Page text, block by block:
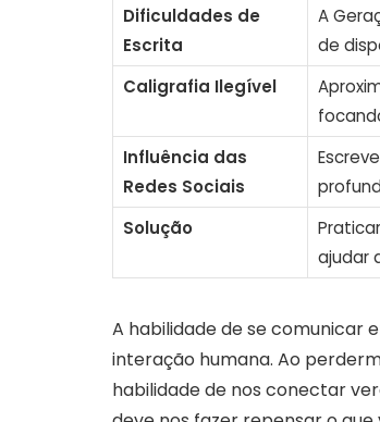
Dificuldades de
Escrita
A
de
Caligrafia Ilegível
Influência das
Redes Sociais
Solução
ajudar
A habilidade de se comunicar
interação humana. Ao
habilidade de nos conectar